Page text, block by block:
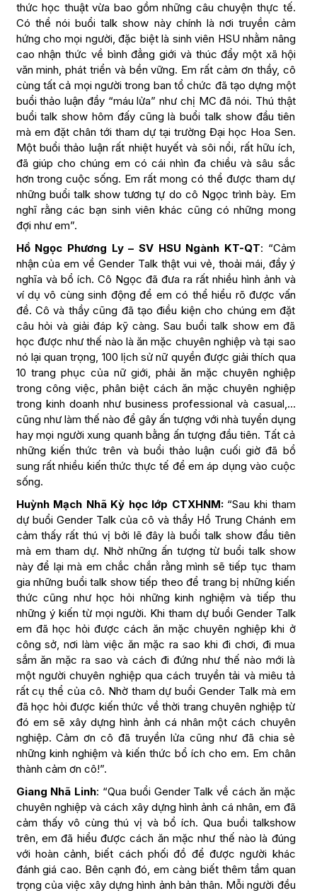
thức học thuật vừa bao gồm những câu chuyện thực tế.
Có thể nói buổi talk show này chính là nơi truyền cảm
hứng cho mọi người, đặc biệt là sinh viên HSU nhằm nâng
cao nhận thức về bình đẳng giới và thúc đẩy một xã hội
văn minh, phát triển và bền vững. Em rất cảm ơn thầy, cô
cùng tất cả mọi người trong ban tổ chức đã tạo dựng một
buổi thảo luận đầy “máu lửa” như chị MC đã nói. Thú thật
buổi talk show hôm đấy cũng là buổi talk show đầu tiên
mà em đặt chân tới tham dự tại trường Đại học Hoa Sen.
Một buổi thảo luận rất nhiệt huyết và sôi nổi, rất hữu ích,
đã giúp cho chúng em có cái nhìn đa chiều và sâu sắc
hơn trong cuộc sống. Em rất mong có thể được tham dự
những buổi talk show tương tự do cô Ngọc trình bày. Em
nghĩ rằng các bạn sinh viên khác cũng có những mong
đợi như em”.
Hồ Ngọc Phương Ly – SV HSU Ngành KT-QT: “Cảm
nhận của em về Gender Talk thật vui vẻ, thoải mái, đầy ý
nghĩa và bổ ích. Cô Ngọc đã đưa ra rất nhiều hình ảnh và
ví dụ vô cùng sinh động để em có thể hiểu rõ được vấn
đề. Cô và thầy cũng đã tạo điều kiện cho chúng em đặt
câu hỏi và giải đáp kỹ càng. Sau buổi talk show em đã
học được như thế nào là ăn mặc chuyên nghiệp và tại sao
nó lại quan trọng, 100 lịch sử nữ quyền được giải thích qua
10 trang phục của nữ giới, phải ăn mặc chuyên nghiệp
trong công việc, phân biệt cách ăn mặc chuyên nghiệp
trong kinh doanh như business professional và casual,…
cũng như làm thế nào để gây ấn tượng với nhà tuyển dụng
hay mọi người xung quanh bằng ấn tượng đầu tiên. Tất cả
những kiến thức trên và buổi thảo luận cuối giờ đã bổ
sung rất nhiều kiến thức thực tế để em áp dụng vào cuộc
sống.
Huỳnh Mạch Nhã Kỳ học lớp CTXHNM:“Sau khi tham
dự buổi Gender Talk của cô và thầy Hồ Trung Chánh em
cảm thấy rất thú vị bởi lẽ đây là buổi talk show đầu tiên
mà em tham dự. Nhờ những ấn tượng từ buổi talk show
này để lại mà em chắc chắn rằng mình sẽ tiếp tục tham
gia những buổi talk show tiếp theo để trang bị những kiến
thức cũng như học hỏi những kinh nghiệm và tiếp thu
những ý kiến từ mọi người. Khi tham dự buổi Gender Talk
em đã học hỏi được cách ăn mặc chuyên nghiệp khi ở
công sở, nơi làm việc ăn mặc ra sao khi đi chơi, đi mua
sắm ăn mặc ra sao và cách đi đứng như thế nào mới là
một người chuyên nghiệp qua cách truyền tải và miêu tả
rất cụ thể của cô. Nhờ tham dự buổi Gender Talk mà em
đã học hỏi được kiến thức về thời trang chuyên nghiệp từ
đó em sẽ xây dựng hình ảnh cá nhân một cách chuyên
nghiệp. Cảm ơn cô đã truyền lửa cũng như đã chia sẻ
những kinh nghiệm và kiến thức bổ ích cho em. Em chân
thành cảm ơn cô!”.
Giang Nhã Linh: “Qua buổi Gender Talk về cách ăn mặc
chuyên nghiệp và cách xây dựng hình ảnh cá nhân, em đã
cảm thấy vô cùng thú vị và bổ ích. Qua buổi talkshow
trên, em đã hiểu được cách ăn mặc như thế nào là đúng
với hoàn cảnh, biết cách phối đồ để được người khác
đánh giá cao. Bên cạnh đó, em càng biết thêm tầm quan
trọng của việc xây dựng hình ảnh bản thân. Mỗi người đều